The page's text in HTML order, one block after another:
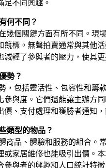
足不同興趣。
何不同？
幾個關鍵方面有所不同。現
競標。無聲拍賣通常與其他
輕了參與者的壓力，使其
勢？
，包括靈活性、包容性和籌
參與度。它們還能讓主辦方
、支付處理和獲勝者通知，
類型的物品？
商品、體驗和服務的組合。
或家居維修也能吸引出價。
參與者的興趣和人口統計特徵